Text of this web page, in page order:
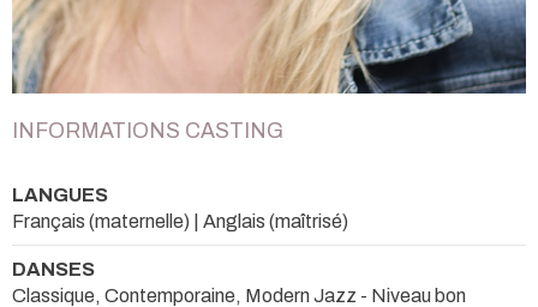
INFORMATIONS CASTING
LANGUES
Français (maternelle) | Anglais (maîtrisé)
DANSES
Classique, Contemporaine, Modern Jazz - Niveau bon